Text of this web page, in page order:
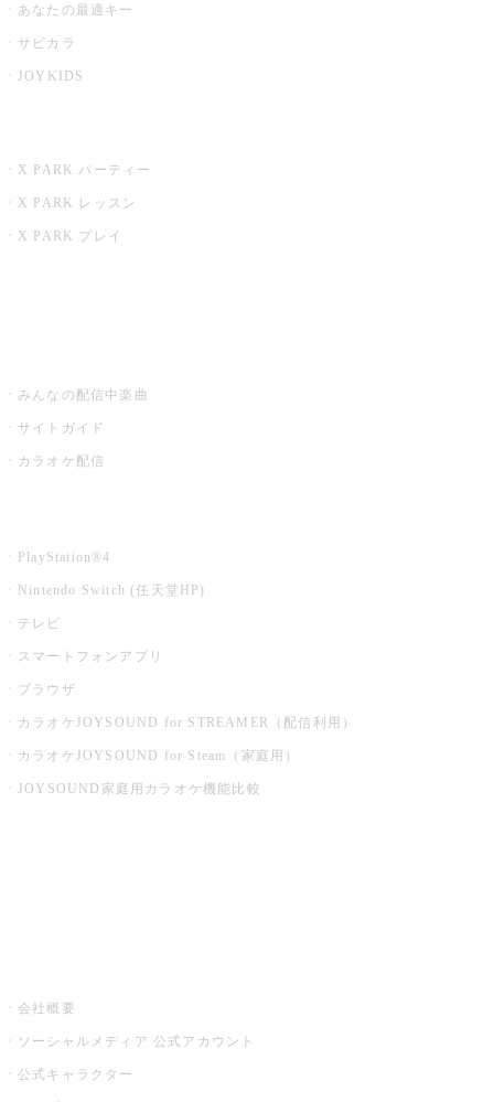
あなたの最適キー
サビカラ
JOYKIDS
X PARK パーティー
X PARK レッスン
X PARK プレイ
みんなの配信中楽曲
サイトガイド
カラオケ配信
PlayStation®4
Nintendo Switch (任天堂HP)
テレビ
スマートフォンアプリ
ブラウザ
カラオケJOYSOUND for STREAMER（配信利用）
カラオケJOYSOUND for Steam（家庭用）
JOYSOUND家庭用カラオケ機能比較
会社概要
ソーシャルメディア 公式アカウント
公式キャラクター